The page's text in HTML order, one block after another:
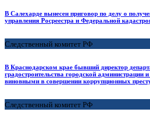
В Салехарде вынесен приговор по делу о
управления Росреестра и Федеральной
Следственный комитет РФ
В Краснодарском крае бывший директор
градостроительства городской администрации
виновными в совершении коррупционных
Следственный комитет РФ